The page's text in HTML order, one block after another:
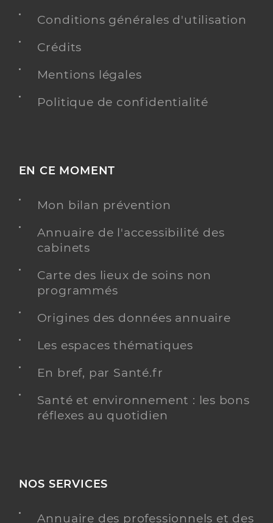
Conditions générales d'utilisation
Crédits
Mentions légales
Politique de confidentialité
EN CE MOMENT
Mon bilan prévention
Annuaire de l'accessibilité des
cabinets
Carte des lieux de soins non
programmés
Origines des données annuaire
Les espaces thématiques
En bref, par Santé.fr
Santé et environnement : les bons
réflexes au quotidien
NOS SERVICES
Annuaire des professionnels et des